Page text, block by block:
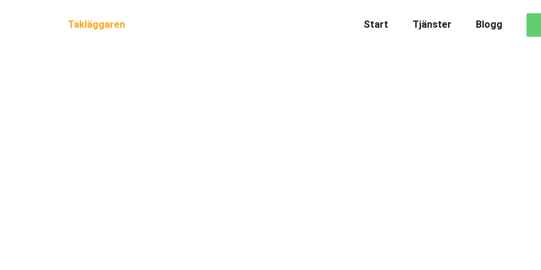
Takläggaren Start Tjänster Blogg